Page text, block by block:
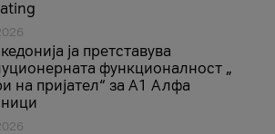
ја претставува
функционалност „
на пријател“ за А1 Алфа